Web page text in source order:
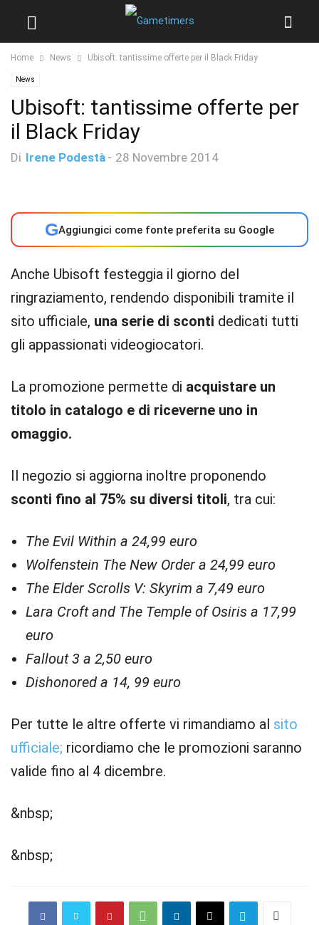
Home News Ubisoft: tantissime offerte per il Black Friday
News
Ubisoft: tantissime offerte per
il Black Friday
Di Irene Podestà - 28 Novembre 2014
GAggiungici come fonte preferita su Google
Anche Ubisoft festeggia il giorno del
ringraziamento, rendendo disponibili tramite il
sito ufficiale, una serie di sconti dedicati tutti
gli appassionati videogiocatori.
La promozione permette di acquistare un
titolo in catalogo e di riceverne uno in
omaggio.
Il negozio si aggiorna inoltre proponendo
sconti fino al 75% su diversi titoli, tra cui:
The Evil Within a 24,99 euro
Wolfenstein The New Order a 24,99 euro
The Elder Scrolls V: Skyrim a 7,49 euro
Lara Croft and The Temple of Osiris a 17,99
euro
Fallout 3 a 2,50 euro
Dishonored a 14, 99 euro
Per tutte le altre offerte vi rimandiamo al sito
ufficiale; ricordiamo che le promozioni saranno
valide fino al 4 dicembre.
&nbsp;
&nbsp;